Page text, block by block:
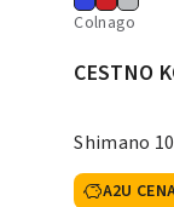
Colnago
CESTNO
Shimano
A2U